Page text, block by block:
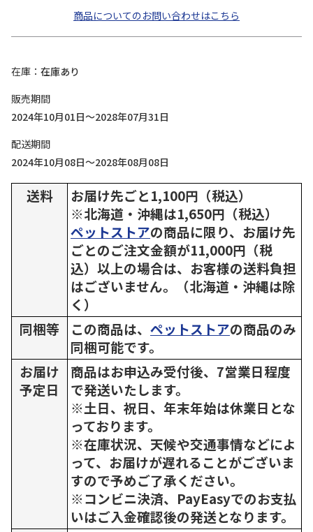
商品についてのお問い合わせはこちら
在庫
在庫あり
販売期間
2024年10月01日～2028年07月31日
配送期間
2024年10月08日～2028年08月08日
送料
お届け先ごと1,100円（税込）
※北海道・沖縄は1,650円（税込）
ペットストアの商品に限り、お届け先
ごとのご注文金額が11,000円（税
込）以上の場合は、お客様の送料負担
はございません。（北海道・沖縄は除
く）
同梱等
この商品は、 ペットストアの商品のみ
同梱可能です。
お届け
予定日
商品はお申込み受付後、7営業日程度
で発送いたします。
※土日、祝日、年末年始は休業日とな
っております。
※在庫状況、天候や交通事情などによ
って、お届けが遅れることがございま
すので予めご了承ください。
※コンビニ決済、PayEasyでのお支払
いはご入金確認後の発送となります。